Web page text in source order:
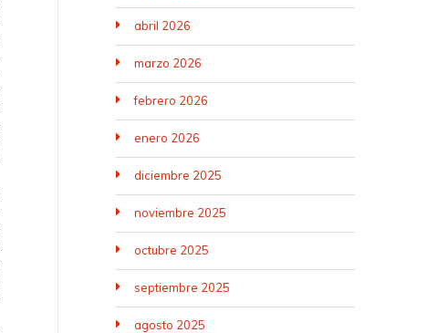
abril 2026
marzo 2026
febrero 2026
enero 2026
diciembre 2025
noviembre 2025
octubre 2025
septiembre 2025
agosto 2025